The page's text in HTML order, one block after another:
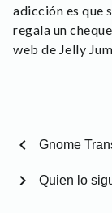
adicción es que
regala un
web de Jelly
chevron_left Gnome
Quien lo
chevron_right